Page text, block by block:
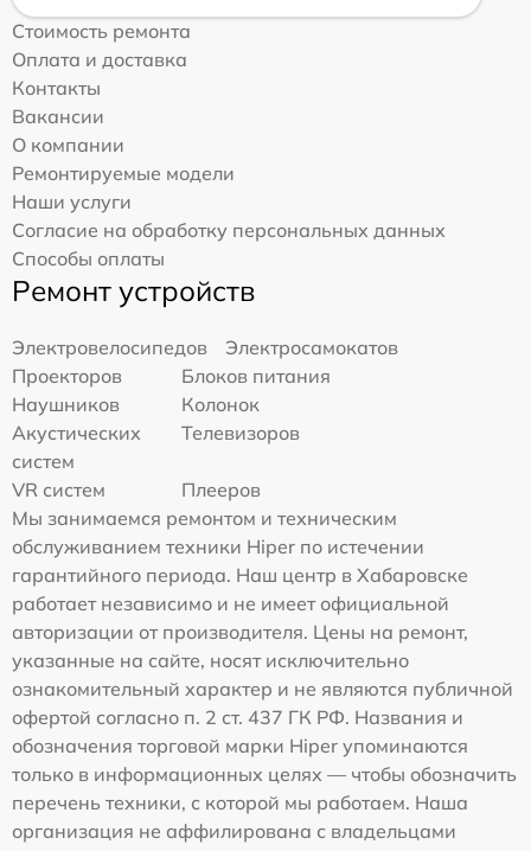
Стоимость ремонта
Оплата и доставка
Контакты
Вакансии
О компании
Ремонтируемые модели
Наши услуги
Согласие на обработку персональных данных
Способы оплаты
Ремонт устройств
Электровелосипедов
Электросамокатов
Проекторов
Блоков питания
Наушников
Колонок
Акустических
систем
Телевизоров
VR систем
Плееров
Мы занимаемся ремонтом и техническим
обслуживанием техники Hiper по истечении
гарантийного периода. Наш центр в Хабаровске
работает независимо и не имеет официальной
авторизации от производителя. Цены на ремонт,
указанные на сайте, носят исключительно
ознакомительный характер и не являются публичной
офертой согласно п. 2 ст. 437 ГК РФ. Названия и
обозначения торговой марки Hiper упоминаются
только в информационных целях — чтобы обозначить
перечень техники, с которой мы работаем. Наша
организация не аффилирована с владельцами